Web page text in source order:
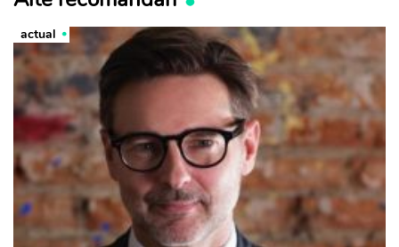
actual